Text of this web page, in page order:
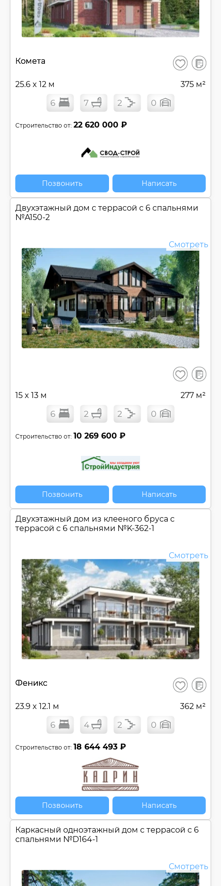
Комета Сохранить
В
25.6 x 12 м 375 м²
6 7 2 0
Строительство от: 22 620 000 ₽
Позвонить Написать
Двухэтажный дом c террасой с 6 спальнями
№A150-2
Смотреть
Сохранить
В
15 x 13 м 277 м²
6 2 2 0
Строительство от: 10 269 600 ₽
Позвонить Написать
Двухэтажный дом из клееного бруса c
террасой с 6 спальнями №K-362-1
Смотреть
Феникс Сохранить
В
23.9 x 12.1 м 362 м²
6 4 2 0
Строительство от: 18 644 493 ₽
Позвонить Написать
Каркасный одноэтажный дом c террасой с 6
спальнями №D164-1
Смотреть